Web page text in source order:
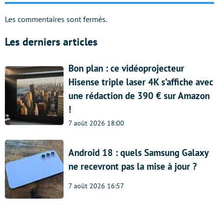
Les commentaires sont fermés.
Les derniers articles
Bon plan : ce vidéoprojecteur
Hisense triple laser 4K s’affiche avec
une rédaction de 390 € sur Amazon
!
7 août 2026 18:00
Android 18 : quels Samsung Galaxy
ne recevront pas la mise à jour ?
7 août 2026 16:57